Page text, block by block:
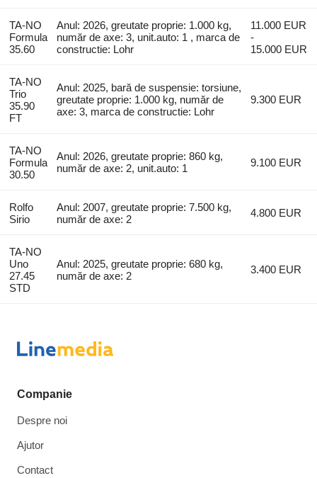
TA-NO
Formula
35.60
Anul: 2026, greutate proprie: 1.000 kg,
număr de axe: 3, unit.auto: 1 , marca de
constructie: Lohr
11.000 EUR
-
15.000 EUR
TA-NO
Trio
35.90
FT
Anul: 2025, bară de suspensie: torsiune,
greutate proprie: 1.000 kg, număr de
axe: 3, marca de constructie: Lohr
9.300 EUR
TA-NO
Formula
30.50
Anul: 2026, greutate proprie: 860 kg,
număr de axe: 2, unit.auto: 1
9.100 EUR
Rolfo
Sirio
Anul: 2007, greutate proprie: 7.500 kg,
număr de axe: 2
4.800 EUR
TA-NO
Uno
27.45
STD
Anul: 2025, greutate proprie: 680 kg,
număr de axe: 2
3.400 EUR
Companie
Despre noi
Ajutor
Contact